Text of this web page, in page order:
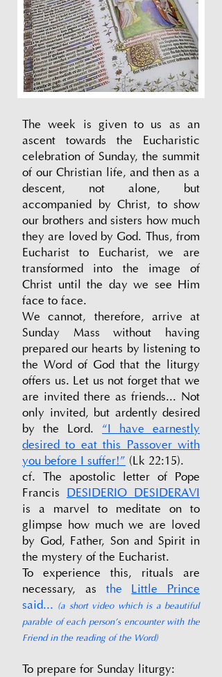
The week is given to us as an
ascent towards the Eucharistic
celebration of Sunday, the summit
of our Christian life, and then as a
descent, not alone, but
accompanied by Christ, to show
our brothers and sisters how much
they are loved by God. Thus, from
Eucharist to Eucharist, we are
transformed into the image of
Christ until the day we see Him
face to face.
We cannot, therefore, arrive at
Sunday Mass without having
prepared our hearts by listening to
the Word of God that the liturgy
offers us. Let us not forget that we
are invited there as friends... Not
only invited, but ardently desired
by the Lord.
“I have earnestly
desired to eat this Passover with
you before I suffer!” (Lk 22:15).
cf. The apostolic letter of Pope
Francis DESIDERIO DESIDERAVI
is a marvel to meditate on to
glimpse how much we are loved
by God, Father, Son and Spirit in
the mystery of the Eucharist.
To experience this, rituals are
necessary, as the Little Prince
said...
(a short video which is a beautiful
parable of each person's encounter with the
Friend in the reading of the Word)
To prepare for Sunday liturgy: